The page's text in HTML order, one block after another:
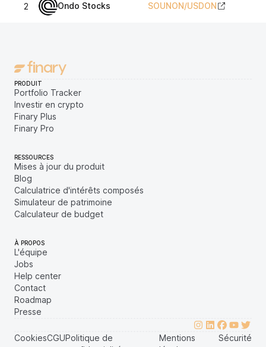
2 Ondo Stocks SOUNON/USDON
PRODUIT
Portfolio Tracker
Investir en crypto
Finary Plus
Finary Pro
RESSOURCES
Mises à jour du produit
Blog
Calculatrice d'intérêts composés
Simulateur de patrimoine
Calculateur de budget
À PROPOS
L'équipe
Jobs
Help center
Contact
Roadmap
Presse
CookiesCGUPolitique de
Mentions
Sécurité